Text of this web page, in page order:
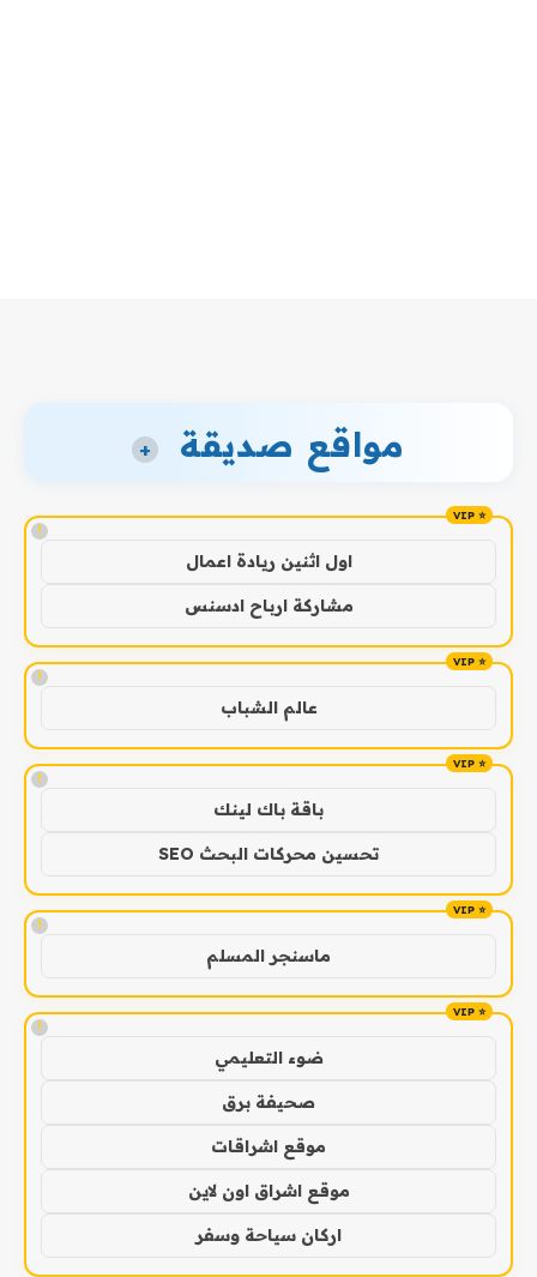
مواقع صديقة +
!
اول اثنين ريادة اعمال
مشاركة ارباح ادسنس
!
عالم الشباب
!
باقة باك لينك
تحسين محركات البحث SEO
!
ماسنجر المسلم
!
ضوء التعليمي
صحيفة برق
موقع اشراقات
موقع اشراق اون لاين
اركان سياحة وسفر